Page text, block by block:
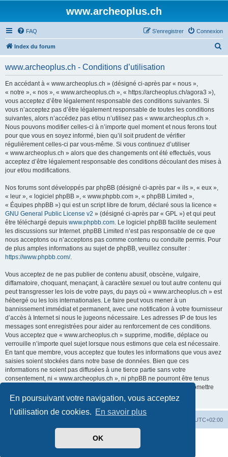
En poursuivant votre navigation, vous acceptez
l’utilisation de cookies. En savoir plus
OK
www.archeoplus.ch
FAQ Connexion
S’enregistrer
Index du forum
www.archeoplus.ch - Conditions d’utilisation
En accédant à « www.archeoplus.ch » (désigné ci-après par « nous »,
« notre », « nos », « www.archeoplus.ch », « https://archeoplus.ch/agora3 »),
vous acceptez d’être légalement responsable des conditions suivantes. Si
vous n’acceptez pas d’être légalement responsable de toutes les conditions
suivantes, alors n’accédez pas et/ou n’utilisez pas « www.archeoplus.ch ».
Nous pouvons modifier celles-ci à n’importe quel moment et nous ferons tout
pour que vous en soyez informé, bien qu’il soit prudent de vérifier
régulièrement celles-ci par vous-même. Si vous continuez d’utiliser
« www.archeoplus.ch » alors que des changements ont été effectués, vous
acceptez d’être légalement responsable des conditions découlant des mises à
jour et/ou modifications.
Nos forums sont développés par phpBB (désigné ci-après par « ils », « eux »,
« leur », « logiciel phpBB », « www.phpbb.com », « phpBB Limited »,
« Équipes phpBB ») qui est un script libre de forum, déclaré sous la licence «
GNU General Public License v2 » (désigné ci-après par « GPL ») et qui peut
être téléchargé depuis www.phpbb.com. Le logiciel phpBB facilite seulement
les discussions sur Internet. phpBB Limited n’est pas responsable de ce que
nous acceptons ou n’acceptons pas comme contenu ou conduite permis. Pour
de plus amples informations au sujet de phpBB, veuillez consulter :
https://www.phpbb.com/.
Vous acceptez de ne pas publier de contenu abusif, obscène, vulgaire,
diffamatoire, choquant, menaçant, à caractère sexuel ou tout autre contenu qui
peut transgresser les lois de votre pays, du pays où « www.archeoplus.ch » est
hébergé ou les lois internationales. Le faire peut vous mener à un
bannissement immédiat et permanent, avec une notification à votre fournisseur
d’accès à Internet si nous le jugeons nécessaire. Les adresses IP de tous les
messages sont enregistrées pour aider au renforcement de ces conditions.
Vous acceptez que « www.archeoplus.ch » supprime, modifie, déplace ou
verrouille n’importe quel sujet lorsque nous estimons que cela est nécessaire.
En tant que membre, vous acceptez que toutes les informations que vous avez
saisies soient stockées dans notre base de données. Bien que ces
informations ne soient pas diffusées à une tierce partie sans votre
consentement, ni « www.archeoplus.ch », ni phpBB ne pourront être tenus
comme responsables en cas de tentative de piratage visant à compromettre
les données.
UTC+02:00
phpBB ® Forum Software © phpBB Limited
phpBB-fr.com